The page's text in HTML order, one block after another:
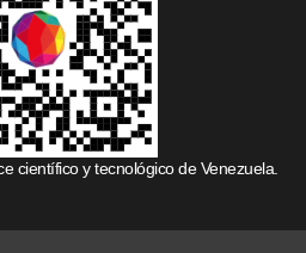
científico y tecnológico de Venezuela.